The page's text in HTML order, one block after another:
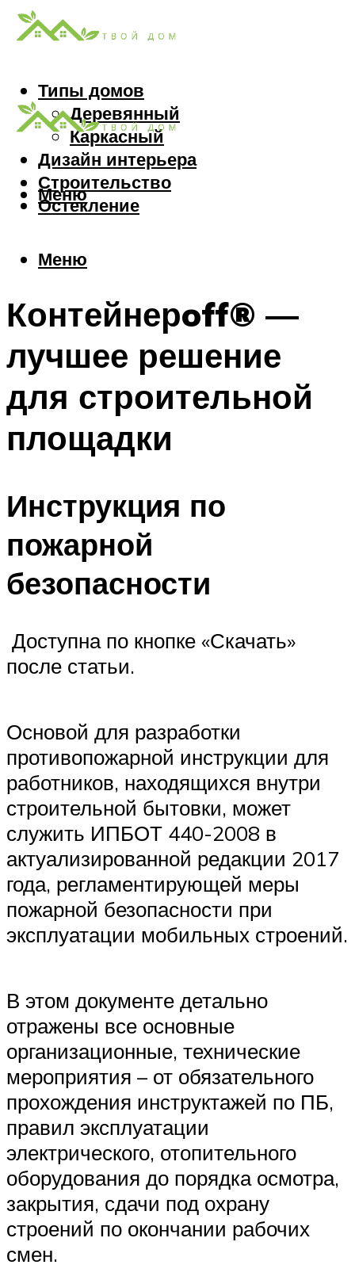
Типы домов
Деревянный
Каркасный
Дизайн интерьера
Строительство
Остекление
Меню
Меню
Контейнерoff® —
лучшее решение
для строительной
площадки
Инструкция по
пожарной
безопасности
Доступна по кнопке «Скачать»
после статьи.
Основой для разработки
противопожарной инструкции для
работников, находящихся внутри
строительной бытовки, может
служить ИПБОТ 440-2008 в
актуализированной редакции 2017
года, регламентирующей меры
пожарной безопасности при
эксплуатации мобильных строений.
В этом документе детально
отражены все основные
организационные, технические
мероприятия – от обязательного
прохождения инструктажей по ПБ,
правил эксплуатации
электрического, отопительного
оборудования до порядка осмотра,
закрытия, сдачи под охрану
строений по окончании рабочих
смен.